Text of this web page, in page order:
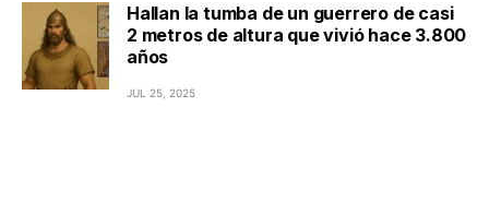
Hallan la tumba de un guerrero de casi
2 metros de altura que vivió hace 3.800
años
JUL 25, 2025